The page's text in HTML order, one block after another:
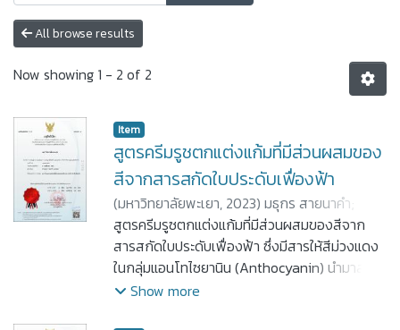
All browse results
Now showing 1 - 2 of 2
Item
สูตรครีมรูชตกแต่งแก้มที่มีส่วนผสมของ
สีจากสารสกัดใบประดับเฟื่องฟ้า
(มหาวิทยาลัยพะเยา, 2023) มธุกร สายนาคำ
เหมือนฝัน อาทรประชาชิต;อัคณัฐ นากกระโทก
ธิดาพร เกลี้ยงรส;ธีรโชติ จำอินถา;ลลิตา แก้วกา
ยา
สูตรครีมรูซตกแต่งแก้มที่มีส่วนผสมของสีจาก
สารสกัดใบประดับเฟื่องฟ้า ซึ่งมีสารให้สีม่วงแดง
ในกลุ่มแอนโทไซยานิน (Anthocyanin) นำมาสกัด
ให้เป็นผงสีจากเฟื่องฟ้าใส่ในตำรับจนเกิดเป็นผลิต
Show more